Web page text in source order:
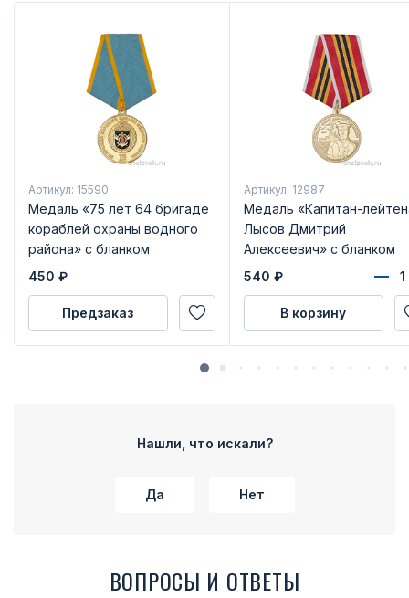
Артикул: 15590
Медаль «75 лет 64 бригаде
кораблей охраны водного
района» с бланком
удостоверения
450 ₽
Предзаказ
Артикул: 12987
Медаль «Капитан-
Лысов Дмитрий
Алексеевич» с бланком
удостоверения
540 ₽
В корзину
Нашли, что искали?
Да Нет
ВОПРОСЫ И ОТВЕТЫ